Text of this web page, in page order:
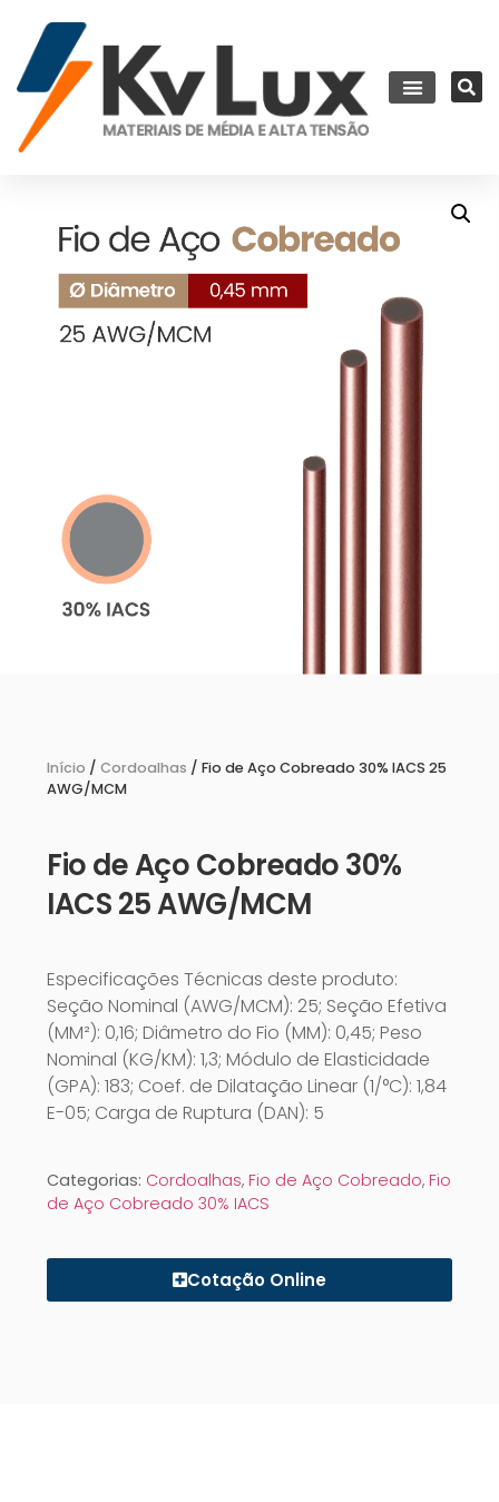
Início / Cordoalhas / Fio de Aço Cobreado 30% IACS 25
AWG/MCM
Fio de Aço Cobreado 30%
IACS 25 AWG/MCM
Especificações Técnicas deste produto:
Seção Nominal (AWG/MCM): 25; Seção Efetiva
(MM²): 0,16; Diâmetro do Fio (MM): 0,45; Peso
Nominal (KG/KM): 1,3; Módulo de Elasticidade
(GPA): 183; Coef. de Dilatação Linear (1/°C): 1,84
E-05; Carga de Ruptura (DAN): 5
Categorias: Cordoalhas, Fio de Aço Cobreado, Fio
de Aço Cobreado 30% IACS
Cotação Online